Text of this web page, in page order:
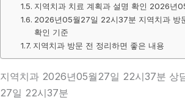
지역치과 치료 계획과 설명 확인 2026년
2026년05월27일 22시37분 지역치과 방
확인 기준
지역치과 방문 전 정리하면 좋은 내용
지역치과 2026년05월27일 22시37분 상
27일 22시37분